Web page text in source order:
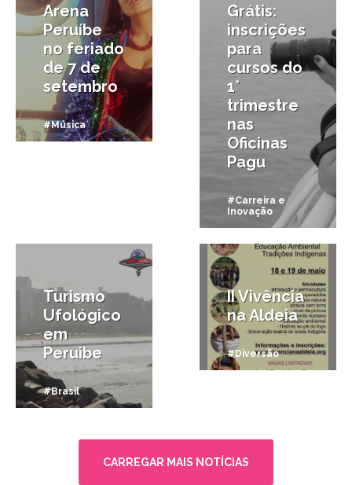
Arena
Peruíbe
no feriado
de 7 de
setembro
#Música
Grátis:
inscrições
para
cursos do
1°
trimestre
nas
Oficinas
Pagu
#Carreira e
Inovação
Turismo
Ufológico
em
Peruibe
#Brasil
30/03/2013
II Vivência
na Aldeia
#Diversão
CARREGAR MAIS NOTÍCIAS